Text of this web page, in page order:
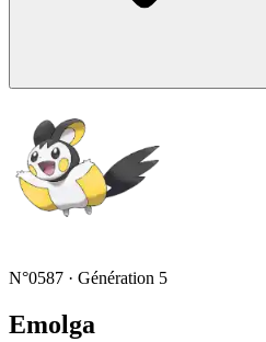
N°0587 · Génération 5
Emolga